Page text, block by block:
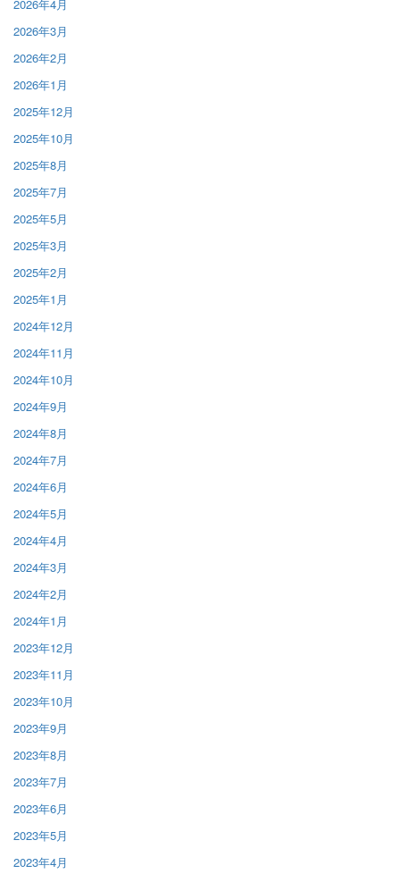
2026年4月
2026年3月
2026年2月
2026年1月
2025年12月
2025年10月
2025年8月
2025年7月
2025年5月
2025年3月
2025年2月
2025年1月
2024年12月
2024年11月
2024年10月
2024年9月
2024年8月
2024年7月
2024年6月
2024年5月
2024年4月
2024年3月
2024年2月
2024年1月
2023年12月
2023年11月
2023年10月
2023年9月
2023年8月
2023年7月
2023年6月
2023年5月
2023年4月